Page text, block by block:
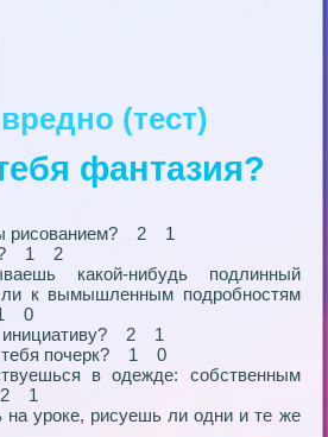
(тест)
фантазия?
рисованием? 2 1
1 2
какой-нибудь подлинный
ли к вымышленным подробностям
1 0
инициативу? 2 1
тебя почерк? 1 0
в одежде: собственным
2 1
на уроке, рисуешь ли одни и те же